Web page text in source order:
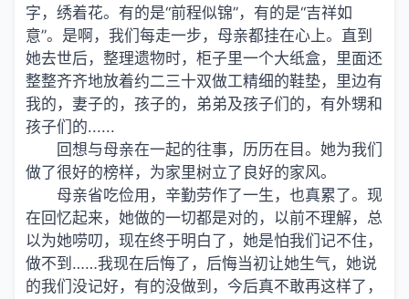
字，绣着花。有的是“前程似锦”，有的是“吉祥如
意”。是啊，我们每走一步，母亲都挂在心上。直到
她去世后，整理遗物时，柜子里一个大纸盒，里面还
整整齐齐地放着约二三十双做工精细的鞋垫，里边有
我的，妻子的，孩子的，弟弟及孩子们的，有外甥和
孩子们的......
回想与母亲在一起的往事，历历在目。她为我们
做了很好的榜样，为家里树立了良好的家风。
母亲省吃俭用，辛勤劳作了一生，也真累了。现
在回忆起来，她做的一切都是对的，以前不理解，总
以为她唠叨，现在终于明白了，她是怕我们记不住，
做不到……我现在后悔了，后悔当初让她生气，她说
的我们没记好，有的没做到，今后真不敢再这样了，